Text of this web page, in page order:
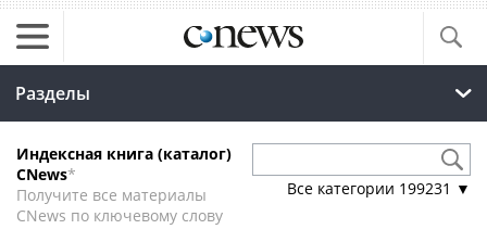
Разделы
Индексная книга (каталог)
CNews*
Получите все материалы
CNews по ключевому слову
Все категории 199231 ▼